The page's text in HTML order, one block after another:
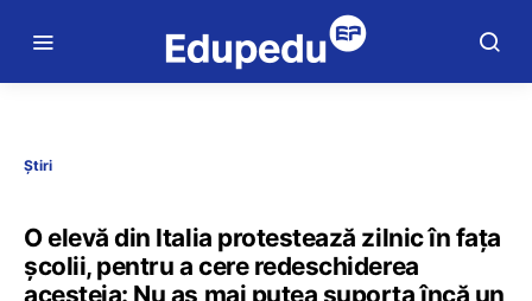
Știri
O elevă din Italia protestează zilnic în faţa
școlii, pentru a cere redeschiderea
acesteia: Nu aş mai putea suporta încă un